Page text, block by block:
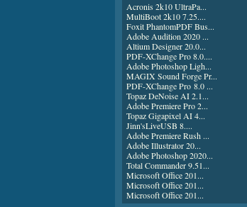
Acronis 2k10 UltraPa...
MultiBoot 2k10 7.25....
Foxit PhantomPDF Bus...
Adobe Audition 2020 ...
Altium Designer 20.0...
PDF-XChange Pro 8.0....
Adobe Photoshop Ligh...
MAGIX Sound Forge Pr...
PDF-XChange Pro 8.0 ...
Topaz DeNoise AI 2.1...
Adobe Premiere Pro 2...
Topaz Gigapixel AI 4...
Jinn'sLiveUSB 8....
Adobe Premiere Rush ...
Adobe Illustrator 20...
Adobe Photoshop 2020...
Total Commander 9.51...
Microsoft Office 201...
Microsoft Office 201...
Microsoft Office 201...